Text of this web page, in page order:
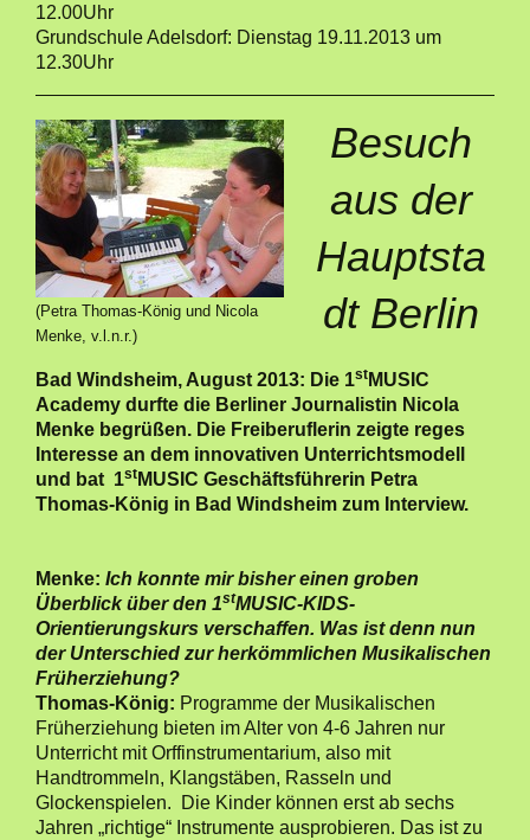
12.00Uhr
Grundschule Adelsdorf: Dienstag 19.11.2013 um
12.30Uhr
(Petra Thomas-König und Nicola
Menke, v.l.n.r.)
Besuch
aus der
Hauptsta
dt Berlin
Bad Windsheim, August 2013: Die 1st MUSIC
Academy durfte die Berliner Journalistin Nicola
Menke begrüßen. Die Freiberuflerin zeigte reges
Interesse an dem innovativen Unterrichtsmodell
und bat 1st MUSIC Geschäftsführerin Petra
Thomas-König in Bad Windsheim zum Interview.
Menke: Ich konnte mir bisher einen groben
Überblick über den 1stMUSIC-KIDS-
Orientierungskurs verschaffen. Was ist denn nun
der Unterschied zur herkömmlichen Musikalischen
Früherziehung?
Thomas-König: Programme der Musikalischen
Früherziehung bieten im Alter von 4-6 Jahren nur
Unterricht mit Orffinstrumentarium, also mit
Handtrommeln, Klangstäben, Rasseln und
Glockenspielen. Die Kinder können erst ab sechs
Jahren „richtige“ Instrumente ausprobieren. Das ist zu